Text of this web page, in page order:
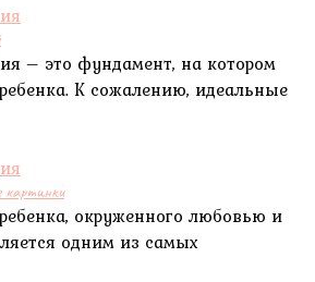
– это фундамент, на котором
К сожалению, идеальные
картинки
окруженного любовью и
одним из самых